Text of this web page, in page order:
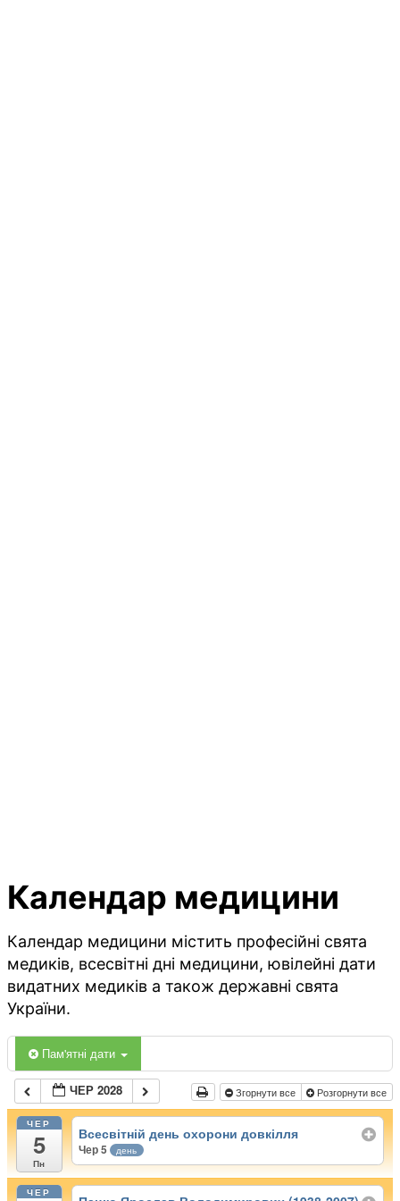
Календар медицини
Календар медицини містить професійні свята
медиків, всесвітні дні медицини, ювілейні дати
видатних медиків а також державні свята
України.
Пам'ятні дати
ЧЕР 2028 Згорнути все Розгорнути все
ЧЕР
5
Пн
Всесвітній день охорони довкілля
Чер 5 день
ЧЕР